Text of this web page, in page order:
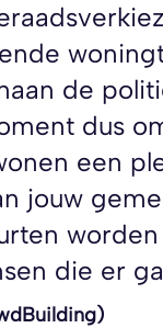
de
dus
een
jouw
die er